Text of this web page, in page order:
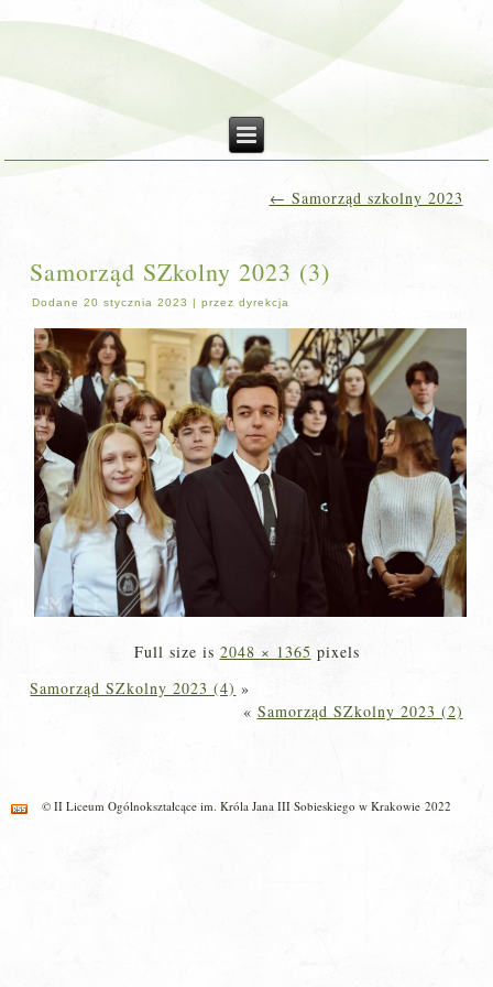
← Samorząd szkolny 2023
Samorząd SZkolny 2023 (3)
Dodane 20 stycznia 2023 |przez dyrekcja
Full size is 2048 × 1365 pixels
Samorząd SZkolny 2023 (4) »
« Samorząd SZkolny 2023 (2)
© II Liceum Ogólnokształcące im. Króla Jana III Sobieskiego w Krakowie 2022